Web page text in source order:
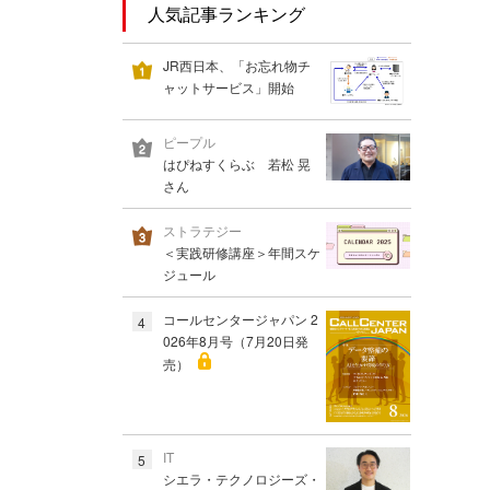
人気記事ランキング
JR西日本、「お忘れ物チ
ャットサービス」開始
ピープル
はぴねすくらぶ 若松 晃
さん
ストラテジー
＜実践研修講座＞年間スケ
ジュール
4
コールセンタージャパン 2
026年8月号（7月20日発
売）
5
IT
シエラ・テクノロジーズ・